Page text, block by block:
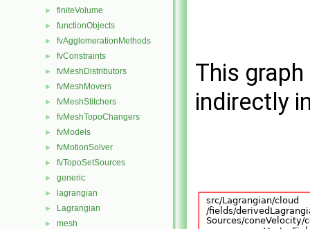
► finiteVolume
► functionObjects
► fvAgglomerationMethods
► fvConstraints
► fvMeshDistributors
► fvMeshMovers
► fvMeshStitchers
► fvMeshTopoChangers
► fvModels
► fvMotionSolver
► fvTopoSetSources
► generic
► lagrangian
► Lagrangian
► mesh
This
indirectly